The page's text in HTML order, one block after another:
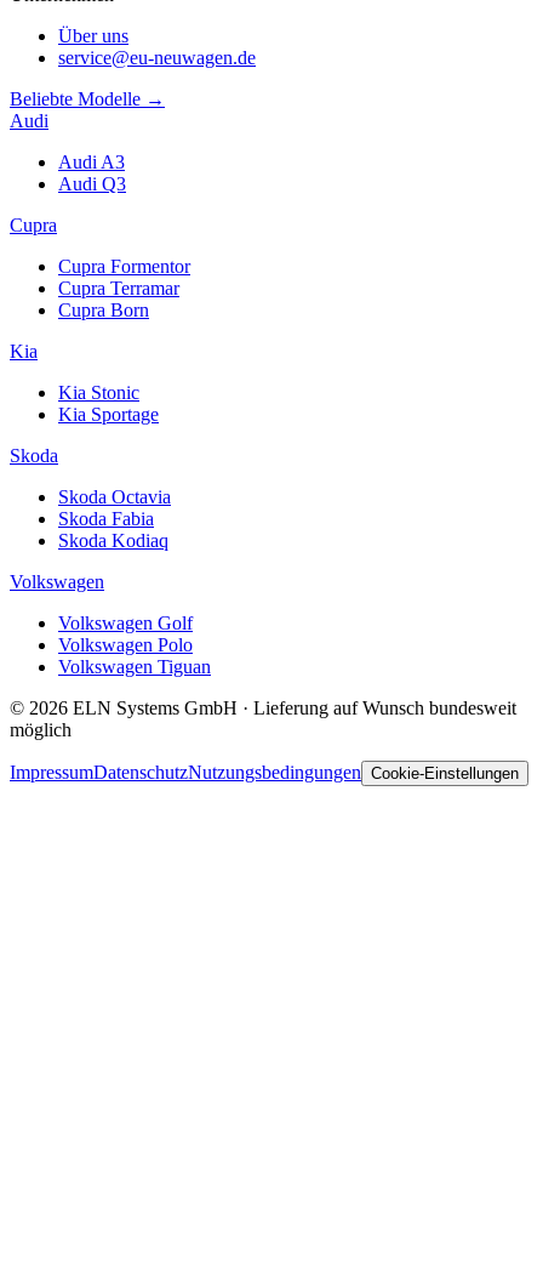
Über uns
service@eu-neuwagen.de
Beliebte Modelle →
Audi
Audi A3
Audi Q3
Cupra
Cupra Formentor
Cupra Terramar
Cupra Born
Kia
Kia Stonic
Kia Sportage
Skoda
Skoda Octavia
Skoda Fabia
Skoda Kodiaq
Volkswagen
Volkswagen Golf
Volkswagen Polo
Volkswagen Tiguan
© 2026 ELN Systems GmbH · Lieferung auf Wunsch bundesweit
möglich
ImpressumDatenschutzNutzungsbedingungen Cookie-Einstellungen